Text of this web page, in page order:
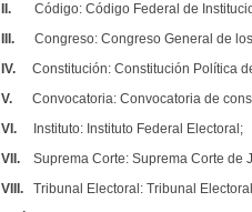
II. Código: Código Federal de
III. Congreso: Congreso General de
IV. Constitución: Constitución Política
V. Convocatoria: Convocatoria de
VI. Instituto: Instituto Federal Electoral;
VII. Suprema Corte: Suprema Corte de
VIII. Tribunal Electoral: Tribunal